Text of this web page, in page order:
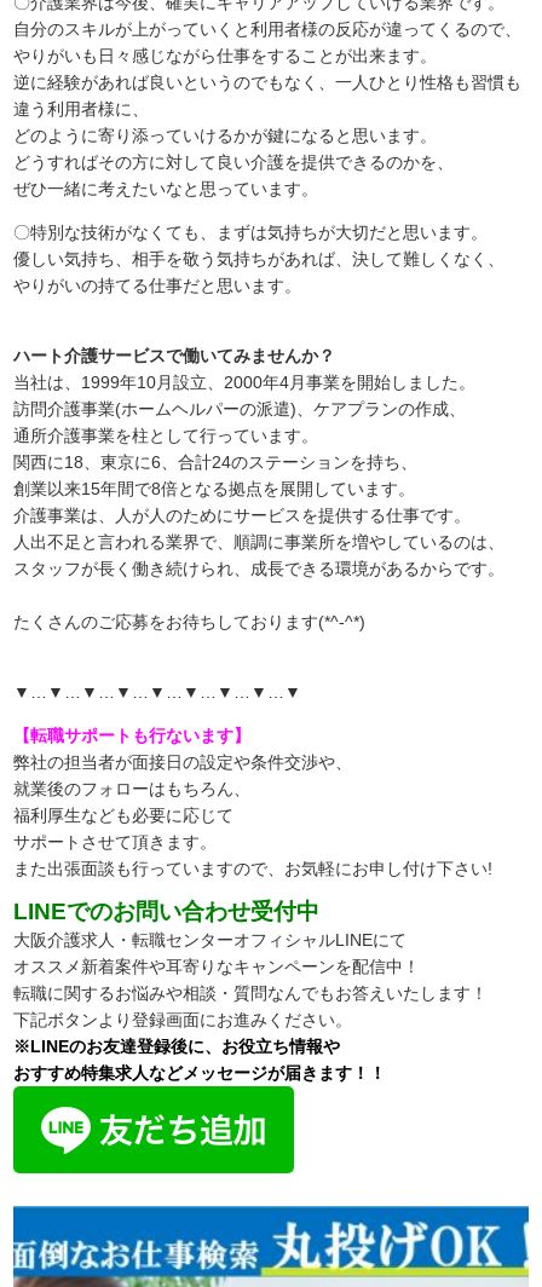
自分のスキルが上がっていくと利用者様の反応が違ってくるので、
やりがいも日々感じながら仕事をすることが出来ます。
逆に経験があれば良いというのでもなく、一人ひとり性格も習慣も
違う利用者様に、
どのように寄り添っていけるかが鍵になると思います。
どうすればその方に対して良い介護を提供できるのかを、
ぜひ一緒に考えたいなと思っています。
〇特別な技術がなくても、まずは気持ちが大切だと思います。
優しい気持ち、相手を敬う気持ちがあれば、決して難しくなく、
やりがいの持てる仕事だと思います。
ハート介護サービスで働いてみませんか？
当社は、1999年10月設立、2000年4月事業を開始しました。
訪問介護事業(ホームヘルパーの派遣)、ケアプランの作成、
通所介護事業を柱として行っています。
関西に18、東京に6、合計24のステーションを持ち、
創業以来15年間で8倍となる拠点を展開しています。
介護事業は、人が人のためにサービスを提供する仕事です。
人出不足と言われる業界で、順調に事業所を増やしているのは、
スタッフが長く働き続けられ、成長できる環境があるからです。
たくさんのご応募をお待ちしております(*^-^*)
▼…▼…▼…▼…▼…▼…▼…▼…▼
【転職サポートも行ないます】
弊社の担当者が面接日の設定や条件交渉や、
就業後のフォローはもちろん、
福利厚生なども必要に応じて
サポートさせて頂きます。
また出張面談も行っていますので、 お気軽にお申し付け下さい!
LINEでのお問い合わせ受付中
大阪介護求人・転職センターオフィシャルLINEにて
オススメ新着案件や耳寄りなキャンペーンを配信中！
転職に関するお悩みや相談・質問なんでもお答えいたします！
下記ボタンより登録画面にお進みください。
※LINEのお友達登録後に、お役立ち情報や
おすすめ特集求人などメッセージが届きます！！